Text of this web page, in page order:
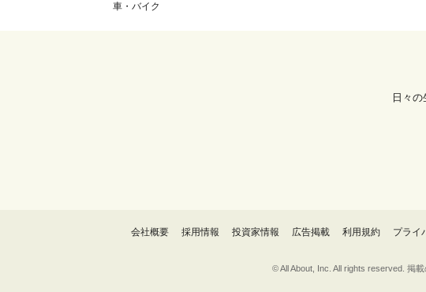
車・バイク
日々
会社概要 採用情報 投資家情報 広告掲載 利用規約 プライ
© All About, Inc. All rights reserved. 掲